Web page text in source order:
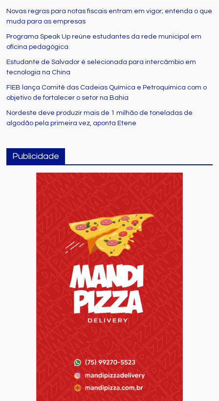
Novas regras para notas fiscais entram em vigor; entenda o que
muda para as empresas
Programa Speak Up reúne estudantes da rede municipal em
oficina pedagógica
Estudante de Salvador é selecionada para intercâmbio em
tecnologia na China
FIEB lança Comitê das Cadeias Química e Petroquímica com o
objetivo de fortalecer o setor na Bahia
Nordeste deve produzir mais de 1 milhão de toneladas de
algodão pela primeira vez, aponta Etene
Publicidade